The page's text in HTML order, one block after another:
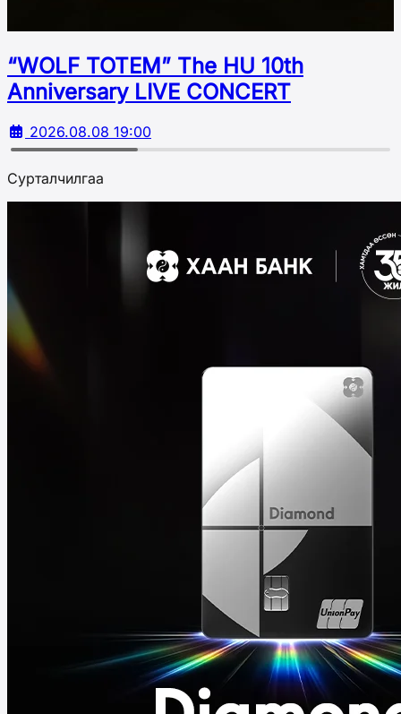
“WOLF TOTEM” The HU 10th
Аnniversary LIVE CONCERT
2026.08.08 19:00
Сурталчилгаа